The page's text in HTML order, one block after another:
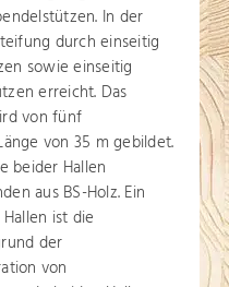
In der
durch einseitig
sowie einseitig
erreicht. Das
von fünf
von 35 m gebildet.
beider Hallen
aus BS-Holz. Ein
ist die
der
von